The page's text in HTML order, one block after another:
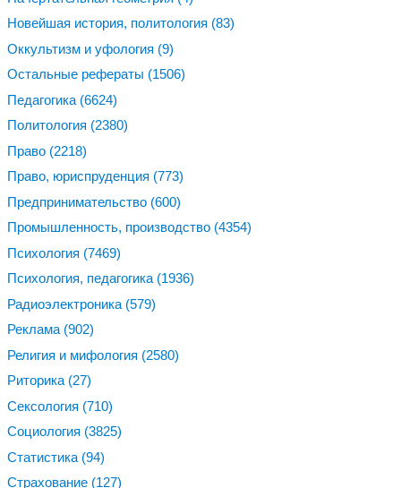
Новейшая история, политология (83)
Оккультизм и уфология (9)
Остальные рефераты (1506)
Педагогика (6624)
Политология (2380)
Право (2218)
Право, юриспруденция (773)
Предпринимательство (600)
Промышленность, производство (4354)
Психология (7469)
Психология, педагогика (1936)
Радиоэлектроника (579)
Реклама (902)
Религия и мифология (2580)
Риторика (27)
Сексология (710)
Социология (3825)
Статистика (94)
Страхование (127)